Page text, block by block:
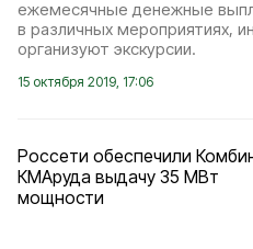
ежемесячные денежные
в различных мероприятиях,
организуют экскурсии.
15 октября 2019, 17:06
Россети обеспечили
КМАруда выдачу 35 МВт
мощности